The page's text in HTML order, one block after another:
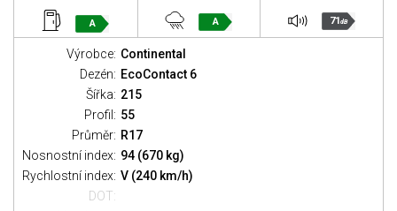
A A 71dB
Výrobce: Continental
Dezén: EcoContact 6
Šířka: 215
Profil: 55
Průměr: R17
Nosnostní index: 94 (670 kg)
Rychlostní index: V (240 km/h)
DOT: